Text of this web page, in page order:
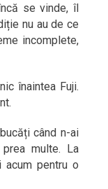
se vinde, îl
nu au de ce
incomplete,
înaintea Fuji.
când n-ai
multe. La
acum pentru o